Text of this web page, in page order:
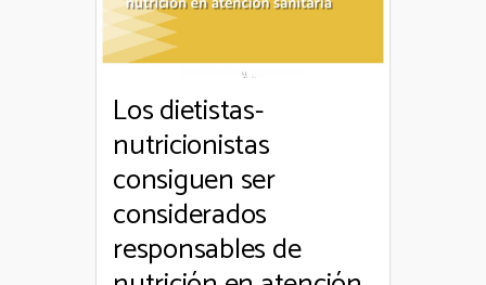
Los dietistas-
nutricionistas
consiguen ser
considerados
responsables de